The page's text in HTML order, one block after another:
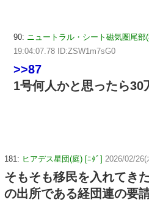
90: ニュートラル・シート磁気圏尾部
19:04:07.78 ID:ZSW1m7sG0
>>87
1号何人かと思ったら30
181: ヒアデス星団(庭) [ﾆﾀﾞ] 2026/02/
そもそも移民を入れてき
の出所である経団連の要